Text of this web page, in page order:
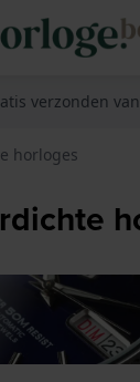
verzonden
horloges